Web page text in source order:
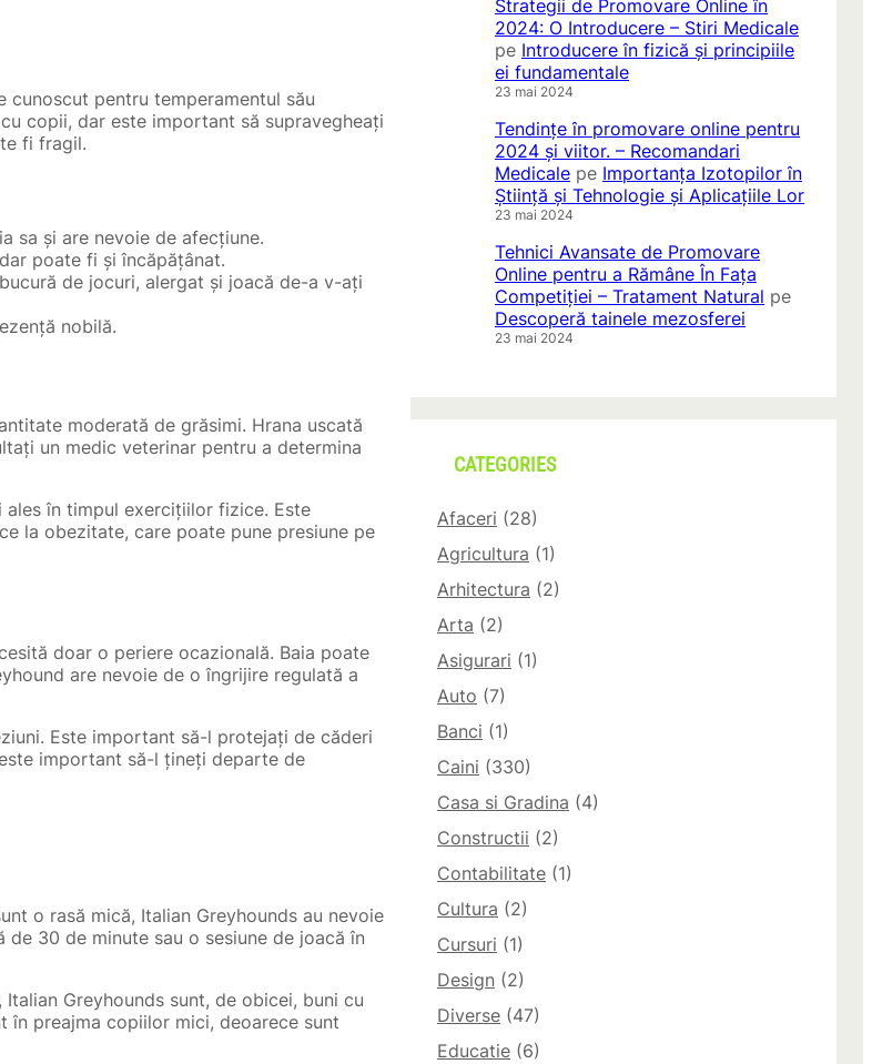
cunoscut pentru temperamentul său
copii, dar este important să supravegheați
fi fragil.
sa și are nevoie de afecțiune.
poate fi și încăpățânat.
de jocuri, alergat și joacă de-a v-ați
nobilă.
moderată de grăsimi. Hrana uscată
un medic veterinar pentru a determina
în timpul exercițiilor fizice. Este
la obezitate, care poate pune presiune pe
doar o periere ocazională. Baia poate
are nevoie de o îngrijire regulată a
Este important să-l protejați de căderi
important să-l țineți departe de
o rasă mică, Italian Greyhounds au nevoie
30 de minute sau o sesiune de joacă în
Italian Greyhounds sunt, de obicei, buni cu
preajma copiilor mici, deoarece sunt
Strategii de Promovare Online în
2024: O Introducere – Stiri Medicale
pe Introducere în fizică și principiile
ei fundamentale
23 mai 2024
Tendințe în promovare online pentru
2024 și viitor. – Recomandari
Medicale pe Importanța Izotopilor în
Știință și Tehnologie și Aplicațiile Lor
23 mai 2024
Tehnici Avansate de Promovare
Online pentru a Rămâne În Fața
Competiției – Tratament Natural pe
Descoperă tainele mezosferei
23 mai 2024
CATEGORIES
Afaceri (28)
Agricultura (1)
Arhitectura (2)
Arta (2)
Asigurari (1)
Auto (7)
Banci (1)
Caini (330)
Casa si Gradina (4)
Constructii (2)
Contabilitate (1)
Cultura (2)
Cursuri (1)
Design (2)
Diverse (47)
Educatie (6)